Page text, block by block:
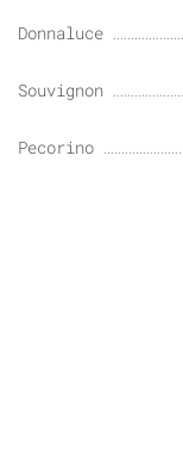
Donnaluce
Souvignon
Pecorino